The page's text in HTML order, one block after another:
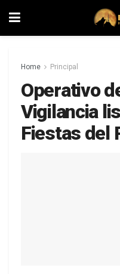
Home Principal
Operativo
Vigilancia
Fiestas del